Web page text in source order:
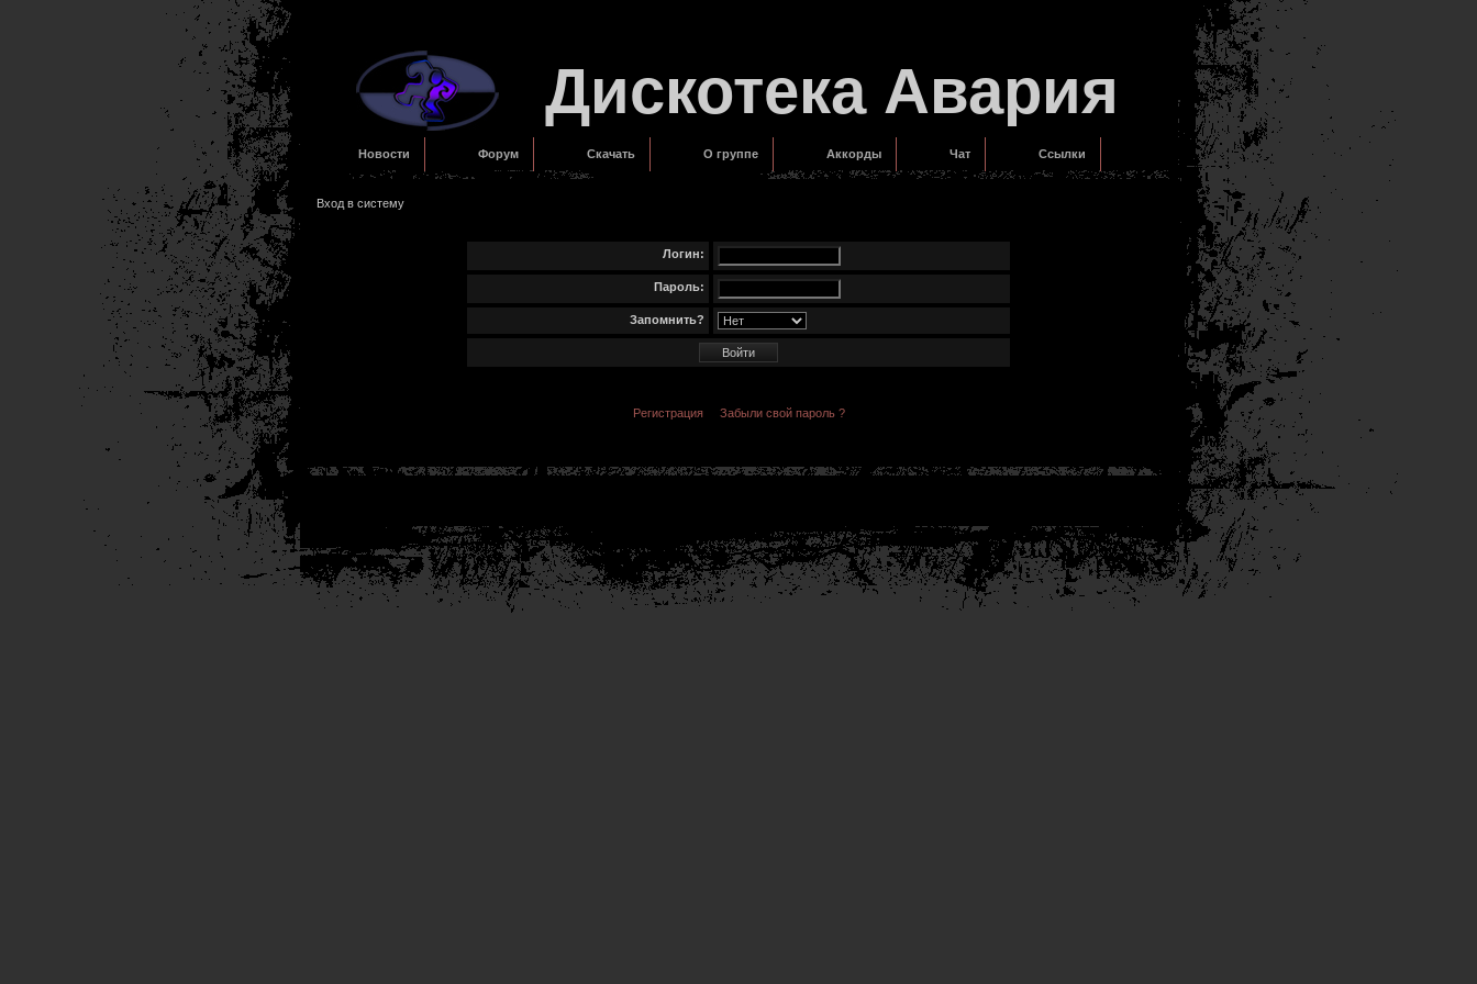
Дискотека Авария
Новости Форум Скачать О группе Аккорды Чат Ссылки
Вход в систему
Логин:
Пароль:
Запомнить?
Регистрация Забыли свой пароль ?